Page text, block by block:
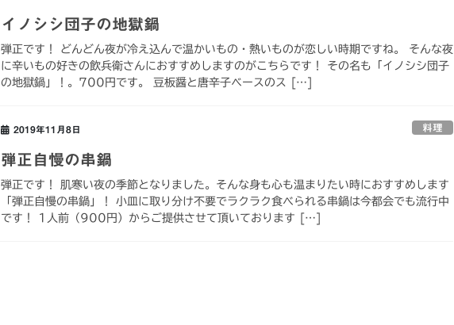
イノシシ団子の地獄鍋
弾正です！ どんどん夜が冷え込んで温かいもの・熱いものが恋しい時期ですね。 そんな夜
に辛いもの好きの飲兵衛さんにおすすめしますのがこちらです！ その名も「イノシシ団子
の地獄鍋」！。700円です。 豆板醤と唐辛子ベースのス […]
2019年11月8日 料理
弾正自慢の串鍋
弾正です！ 肌寒い夜の季節となりました。そんな身も心も温まりたい時におすすめします
「弾正自慢の串鍋」！ 小皿に取り分け不要でラクラク食べられる串鍋は今都会でも流行中
です！ 1人前（900円）からご提供させて頂いております […]